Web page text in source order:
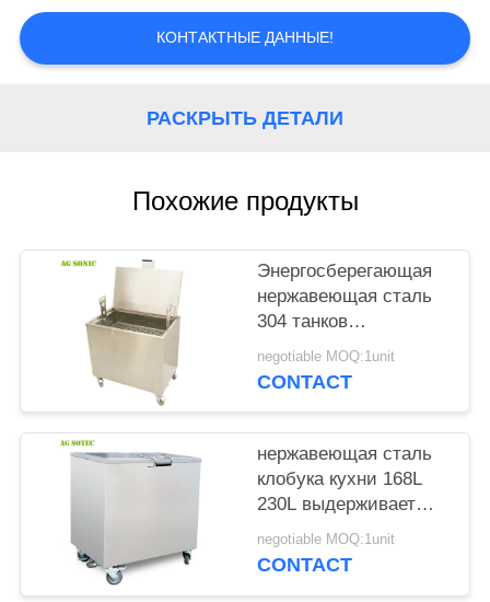
СПРОСИТЕ
PRIVACY
POLICY
КОНТАКТНЫЕ ДАННЫЕ!
РАСКРЫТЬ ДЕТАЛИ
Похожие продукты
Энергосберегающая
нержавеющая сталь
304 танков
оборудования чистки
печи для чистки
negotiable MOQ:1unit
CONTACT
нержавеющая сталь
клобука кухни 168L
230L выдерживает
танк с Lockable
колесами рицинуса
negotiable MOQ:1unit
CONTACT